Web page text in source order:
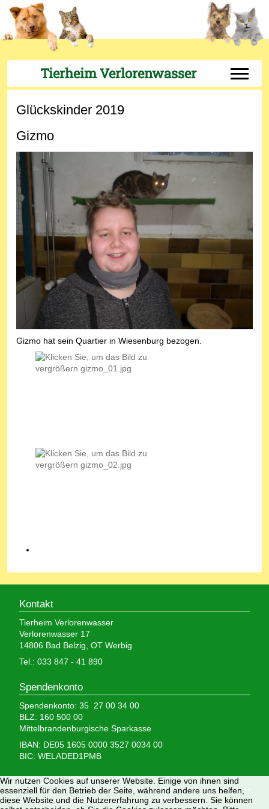
Tierheim Verlorenwasser Off-
Glückskinder 2019
Gizmo
Gizmo hat sein Quartier in Wiesenburg bezogen.
Kontakt
Tierheim Verlorenwasser
Verlorenwasser 17
14806 Bad Belzig, OT Werbig
Tel.: 033 847 - 41 890
Spendenkonto
Spendenkonto: 35 27 00 34 00
BLZ: 160 500 00
Mittelbrandenburgische Sparkasse
IBAN: DE05 1605 0000 3527 0034 00
BIC: WELADED1PMB
Wir brauchen Ihre Hilfe,
denn wir erhalten keinerlei staatliche Hilfe, sondern
Wir nutzen Cookies auf unserer Website. Einige von ihnen sind
essenziell für den Betrieb der Seite, während andere uns helfen,
diese Website und die Nutzererfahrung zu verbessern. Sie können